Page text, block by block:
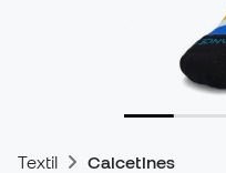
Textil Calcetines